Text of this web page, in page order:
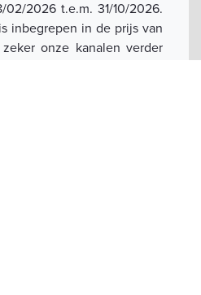
2026 t.e.m. 31/10/2026.
inbegrepen in de prijs van
onze kanalen verder